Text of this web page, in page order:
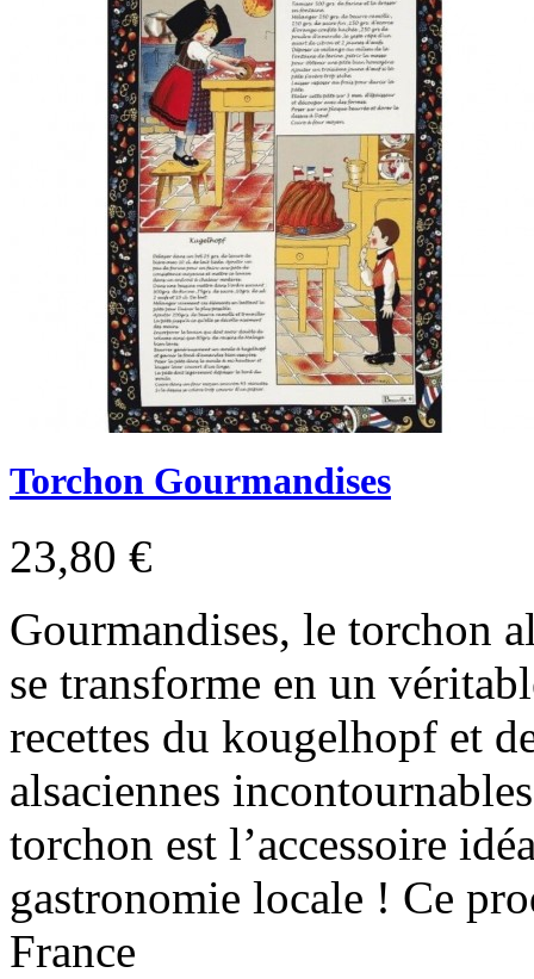
Torchon Gourmandises
23,80 €
Gourmandises, le torchon
se transforme en un
recettes du kougelhopf et
alsaciennes
torchon est l’accessoire
gastronomie locale ! Ce
France